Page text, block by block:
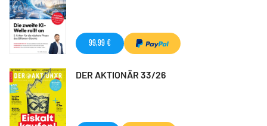
99,99 €
DER AKTIONÄR 33/26